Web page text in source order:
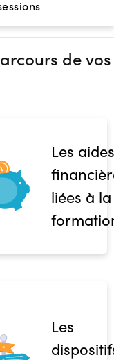
de vos
Les aides
liées à la
Les